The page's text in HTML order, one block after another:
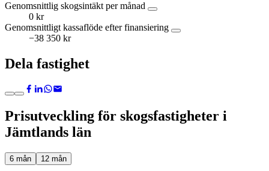
Genomsnittlig skogsintäkt per månad
0 kr
Genomsnittligt kassaflöde efter finansiering
−38 350 kr
Dela fastighet
Prisutveckling för skogsfastigheter i
Jämtlands län
6 mån 12 mån